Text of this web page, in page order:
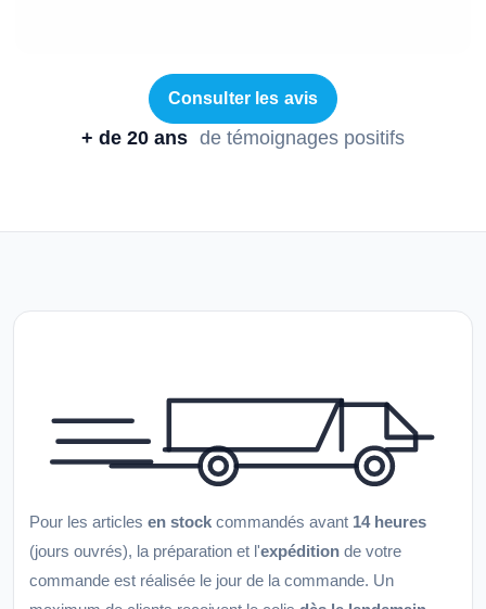
Consulter les avis
+ de 20 ans de témoignages positifs
Pour les articles en stock commandés avant 14 heures
(jours ouvrés), la préparation et l'expédition de votre
commande est réalisée le jour de la commande. Un